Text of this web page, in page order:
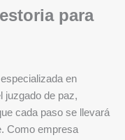
para
en
juzgado de paz,
cada paso se llevará
Como empresa